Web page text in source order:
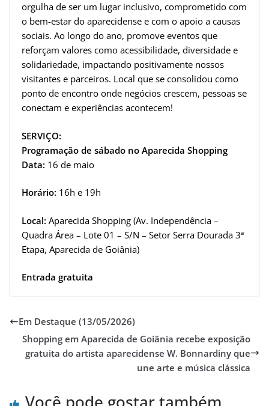
orgulha de ser um lugar inclusivo, comprometido com
o bem-estar do aparecidense e com o apoio a causas
sociais. Ao longo do ano, promove eventos que
reforçam valores como acessibilidade, diversidade e
solidariedade, impactando positivamente nossos
visitantes e parceiros. Local que se consolidou como
ponto de encontro onde negócios crescem, pessoas se
conectam e experiências acontecem!
SERVIÇO:
Programação de sábado no Aparecida Shopping
Data: 16 de maio
Horário: 16h e 19h
Local: Aparecida Shopping (Av. Independência –
Quadra Área – Lote 01 – S/N – Setor Serra Dourada 3ª
Etapa, Aparecida de Goiânia)
Entrada gratuita
Em Destaque (13/05/2026)
Shopping em Aparecida de Goiânia recebe exposição
gratuita do artista aparecidense W. Bonnardiny que
une arte e música clássica